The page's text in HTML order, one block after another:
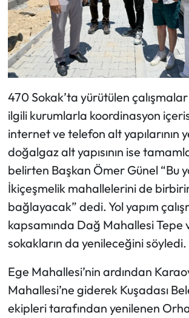
470 Sokak’ta yürütülen
ilgili kurumlarla koordinasyon
internet ve telefon alt yapılarının
doğalgaz alt yapısının ise
belirten Başkan Ömer Günel “Bu
İkiçeşmelik mahallelerini de
bağlayacak” dedi. Yol yapım
kapsamında Dağ Mahallesi Tepe
sokakların da yenileceğini söyledi.
Ege Mahallesi’nin ardından
Mahallesi’ne giderek Kuşadası
ekipleri tarafından yenilenen